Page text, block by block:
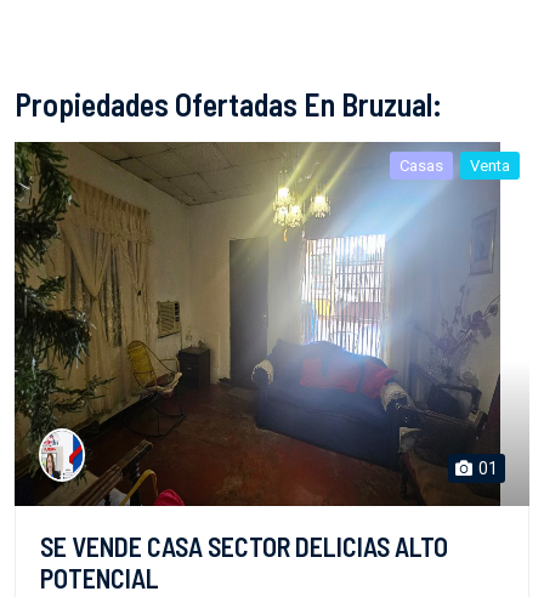
Propiedades Ofertadas En Bruzual:
Casas Venta
01
SE VENDE CASA SECTOR DELICIAS ALTO
POTENCIAL